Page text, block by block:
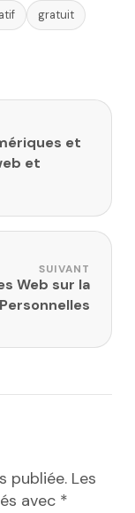
gratuit
et
et
SUIVANT
Web sur la
publiée. Les
avec *